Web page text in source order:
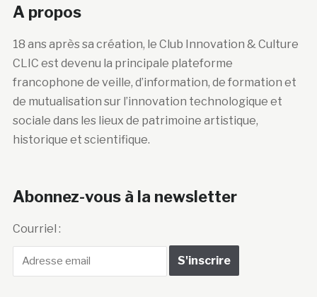
A propos
18 ans après sa création, le Club Innovation & Culture
CLIC est devenu la principale plateforme
francophone de veille, d’information, de formation et
de mutualisation sur l’innovation technologique et
sociale dans les lieux de patrimoine artistique,
historique et scientifique.
Abonnez-vous à la newsletter
Courriel :